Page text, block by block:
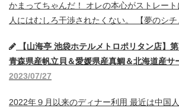
かまってちゃんだ！ オレの本心がストレー
人にはむしろ干渉されたくない。 【夢のシ
【山海亭 池袋ホテルメトロポリタン店】
青森県産帆立貝＆愛媛県産真鯛＆北海道産
2023/07/27
2022年９月以来のディナー利用 最近は中国